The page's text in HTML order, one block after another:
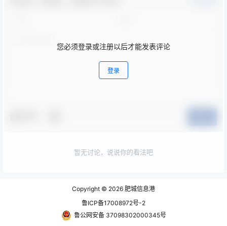
您必须登录或注册以后才能发表评论
登录
暂无讨论，说说你的看法吧
Copyright © 2026 肥城信息港
鲁ICP备17008972号-2
鲁公网安备 37098302000345号